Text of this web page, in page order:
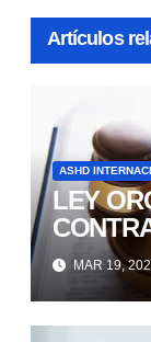
Artículos
ASHD
LEY
ESTADO
MAR 19,